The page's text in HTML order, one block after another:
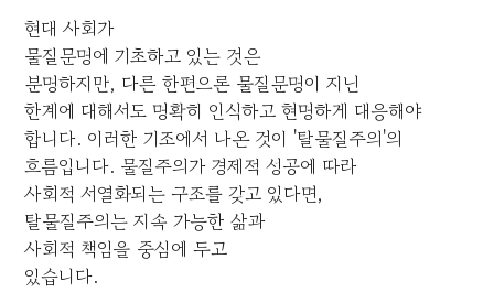
현대 사회가
물질문명에 기초하고 있는 것은
분명하지만, 다른 한편으론 물질문명이 지닌
한계에 대해서도 명확히 인식하고 현명하게 대응해야
합니다. 이러한 기조에서 나온 것이 '탈물질주의'의
흐름입니다. 물질주의가 경제적 성공에 따라
사회적 서열화되는 구조를 갖고 있다면,
탈물질주의는 지속 가능한 삶과
사회적 책임을 중심에 두고
있습니다.